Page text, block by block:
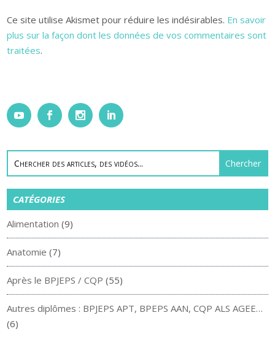
Ce site utilise Akismet pour réduire les indésirables. En savoir
plus sur la façon dont les données de vos commentaires sont
traitées.
CATÉGORIES
Alimentation (9)
Anatomie (7)
Après le BPJEPS / CQP (55)
Autres diplômes : BPJEPS APT, BPEPS AAN, CQP ALS AGEE…
(6)